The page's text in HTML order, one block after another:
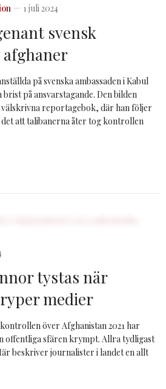
1 juli 2024
svensk
på svenska ambassaden i Kabul
på ansvarstagande. Den bilden
reportagebok, där han följer
att talibanerna åter tog kontrollen
tystas när
medier
över Afghanistan 2021 har
offentliga sfären krympt. Allra tydligast
beskriver journalister i landet en allt